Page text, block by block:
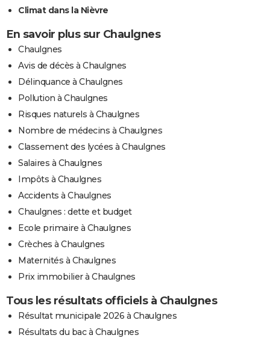
Climat dans la Nièvre
En savoir plus sur Chaulgnes
Chaulgnes
Avis de décès à Chaulgnes
Délinquance à Chaulgnes
Pollution à Chaulgnes
Risques naturels à Chaulgnes
Nombre de médecins à Chaulgnes
Classement des lycées à Chaulgnes
Salaires à Chaulgnes
Impôts à Chaulgnes
Accidents à Chaulgnes
Chaulgnes : dette et budget
Ecole primaire à Chaulgnes
Crèches à Chaulgnes
Maternités à Chaulgnes
Prix immobilier à Chaulgnes
Tous les résultats officiels à Chaulgnes
Résultat municipale 2026 à Chaulgnes
Résultats du bac à Chaulgnes